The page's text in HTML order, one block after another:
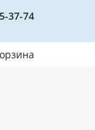
37-74